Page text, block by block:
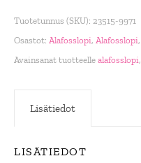
Tuotetunnus (SKU): 23515-9971
Osastot: Alafosslopi, Alafosslopi,
Avainsanat tuotteelle alafosslopi,
Lisätiedot
LISÄTIEDOT